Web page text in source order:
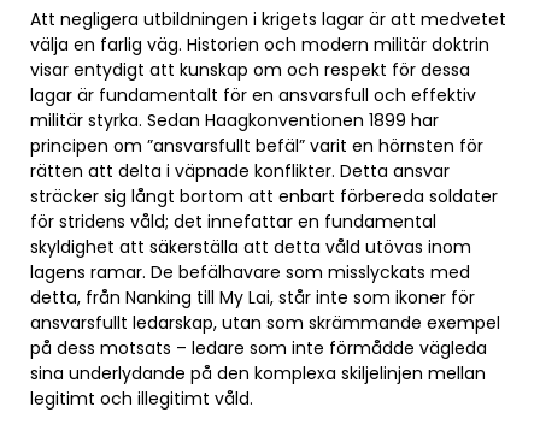
Att negligera utbildningen i krigets lagar är att medvetet
välja en farlig väg. Historien och modern militär doktrin
visar entydigt att kunskap om och respekt för dessa
lagar är fundamentalt för en ansvarsfull och effektiv
militär styrka. Sedan Haagkonventionen 1899 har
principen om ”ansvarsfullt befäl” varit en hörnsten för
rätten att delta i väpnade konflikter. Detta ansvar
sträcker sig långt bortom att enbart förbereda soldater
för stridens våld; det innefattar en fundamental
skyldighet att säkerställa att detta våld utövas inom
lagens ramar. De befälhavare som misslyckats med
detta, från Nanking till My Lai, står inte som ikoner för
ansvarsfullt ledarskap, utan som skrämmande exempel
på dess motsats – ledare som inte förmådde vägleda
sina underlydande på den komplexa skiljelinjen mellan
legitimt och illegitimt våld.